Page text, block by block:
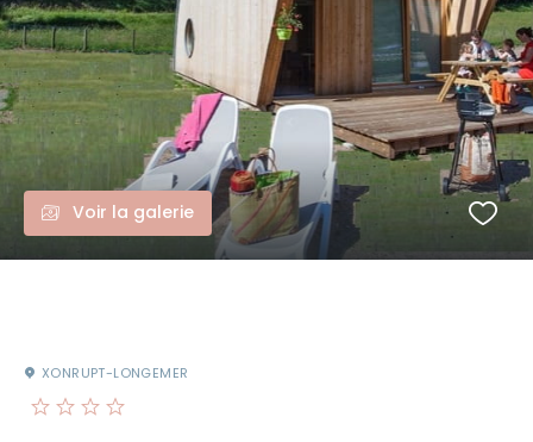
Voir la galerie
XONRUPT-LONGEMER